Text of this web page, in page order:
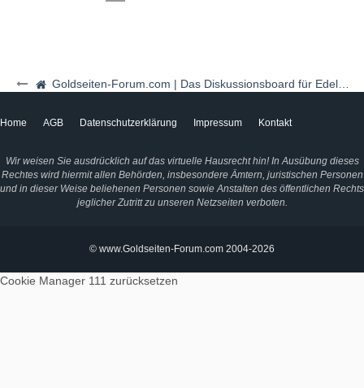
Goldseiten-Forum.com | Das Diskussionsboard für Edelmetalle & Rohstoffe
Home AGB Datenschutzerklärung Impressum Kontakt
Wir weisen Sie ausdrücklich auf das virtuelle Hausrecht hin! In Ausübung dieses
Rechtes wird hiermit allen Behörden, insbesondere Ämtern, juristischen Personen
und in dieser Weise beliehenen Personen sowie Anstalten des öffentlichen Rechts
jeglicher Zutritt zu unseren Netzseiten verboten.
© www.Goldseiten-Forum.com 2004-2026
Cookie Manager 111 zurücksetzen